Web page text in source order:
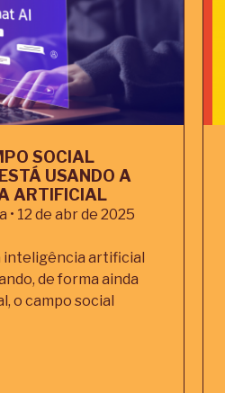
SOCIAL
USANDO A
ARTIFICIAL
• 12 de abr de 2025
inteligência artificial
de forma ainda
o campo social